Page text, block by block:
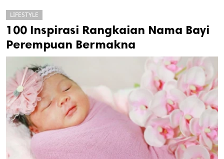
cipta.
LIFESTYLE
100 Inspirasi Rangkaian Nama Bayi
Perempuan Bermakna